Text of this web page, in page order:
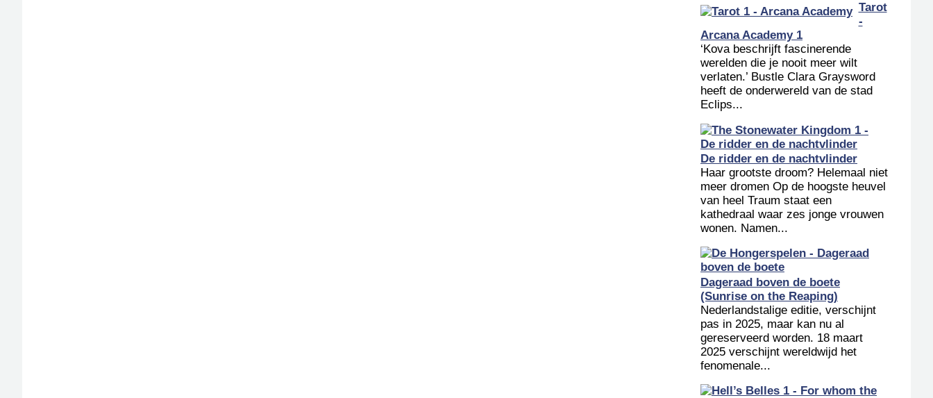
Tarot
-
Arcana Academy 1
‘Kova beschrijft fascinerende
werelden die je nooit meer wilt
verlaten.’ Bustle Clara Graysword
heeft de onderwereld van de stad
Eclips...
De ridder en de nachtvlinder
Haar grootste droom? Helemaal niet
meer dromen Op de hoogste heuvel
van heel Traum staat een
kathedraal waar zes jonge vrouwen
wonen. Namen...
Dageraad boven de boete
(Sunrise on the Reaping)
Nederlandstalige editie, verschijnt
pas in 2025, maar kan nu al
gereserveerd worden. 18 maart
2025 verschijnt wereldwijd het
fenomenale...